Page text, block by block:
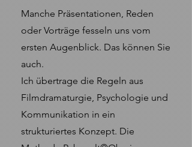
Manche Präsentationen, Reden
oder Vorträge fesseln uns vom
ersten Augenblick. Das können Sie
auch.
Ich übertrage die Regeln aus
Filmdramaturgie, Psychologie und
Kommunikation in ein
strukturiertes Konzept. Die